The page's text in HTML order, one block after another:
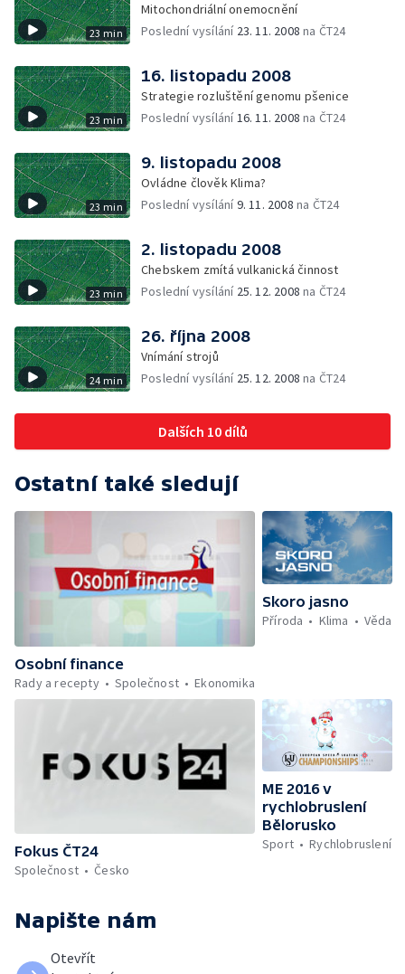
23 min
Mitochondriální onemocnění
Poslední vysílání 23. 11. 2008 na ČT24
23 min
16. listopadu 2008
Strategie rozluštění genomu pšenice
Poslední vysílání16. 11. 2008 na ČT24
23 min
9. listopadu 2008
Ovládne člověk Klima?
Poslední vysílání9. 11. 2008 na ČT24
23 min
2. listopadu 2008
Chebskem zmítá vulkanická činnost
Poslední vysílání 25. 12. 2008 na ČT24
24 min
26. října 2008
Vnímání strojů
Poslední vysílání 25. 12. 2008 na ČT24
Dalších 10 dílů
Ostatní také sledují
Osobní finance
Rady a recepty
Společnost Ekonomika
Skoro jasno
Příroda
Klima Věda
Fokus ČT24
Společnost
Česko
ME 2016 v
rychlobruslení
Bělorusko
Sport
Rychlobruslení
Napište nám
Otevřít